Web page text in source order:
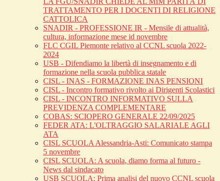
TRATTAMENTO PER I DOCENTI DI RELIGIONE
CATTOLICA
SNADIR - PROFESSIONE IR - Mensile di attualità,
cultura, informazione mese id novembre
FLC CGIL Piemonte relativo al CCNL scuola 2022-
2024
USB - Difendiamo la libertà di insegnamento e di
formazione nella scuola pubblica statale
CISL - INAS - FORMAZIONE INAS PENSIONI
CISL - Incontro formativo rivolto ai Dirigenti Scolastici
CISL - INCONTRO INFORMATIVO SULLA
PREVIDENZA COMPLEMENTARE
COBAS: SCIOPERO GENERALE 22/09/2025
FEDER ATA: L'OLTRAGGIO SALARIALE AGLI
ATA
CISL SCUOLA Alessandria-Asti: Comunicato stampa
5 novembre
CISL SCUOLA: A scuola, diamo forma al futuro -
News dal sindacato
USB SCUOLA: Prima analisi del nuovo CCNL scuola